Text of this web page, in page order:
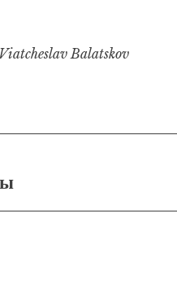
Viatcheslav Balatskov